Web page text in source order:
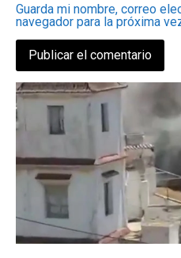
Guarda mi nombre, correo
navegador para la próxima